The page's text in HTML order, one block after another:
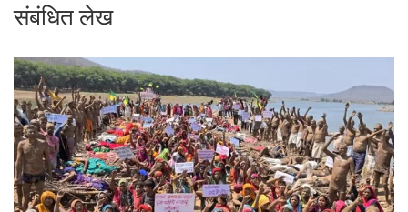
संबंधित लेख